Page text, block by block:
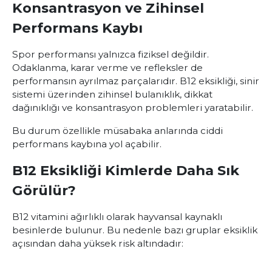
Konsantrasyon ve Zihinsel
Performans Kaybı
Spor performansı yalnızca fiziksel değildir.
Odaklanma, karar verme ve refleksler de
performansın ayrılmaz parçalarıdır. B12 eksikliği, sinir
sistemi üzerinden zihinsel bulanıklık, dikkat
dağınıklığı ve konsantrasyon problemleri yaratabilir.
Bu durum özellikle müsabaka anlarında ciddi
performans kaybına yol açabilir.
B12 Eksikliği Kimlerde Daha Sık
Görülür?
B12 vitamini ağırlıklı olarak hayvansal kaynaklı
besinlerde bulunur. Bu nedenle bazı gruplar eksiklik
açısından daha yüksek risk altındadır: